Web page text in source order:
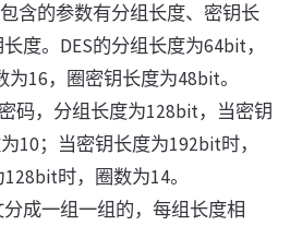
含的参数有分组长度、密钥长
度。DES的分组长度为64bit，
16，圈密钥长度为48bit。
码，分组长度为128bit，当密钥
10；当密钥长度为192bit时，
时，圈数为14。
成一组一组的，每组长度相